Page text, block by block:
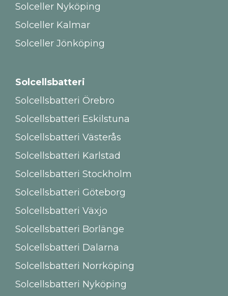
Solceller Nyköping
Solceller Kalmar
Solceller Jönköping
Solcellsbatteri
Solcellsbatteri Örebro
Solcellsbatteri Eskilstuna
Solcellsbatteri Västerås
Solcellsbatteri Karlstad
Solcellsbatteri Stockholm
Solcellsbatteri Göteborg
Solcellsbatteri Växjo
Solcellsbatteri Borlänge
Solcellsbatteri Dalarna
Solcellsbatteri Norrköping
Solcellsbatteri Nyköping